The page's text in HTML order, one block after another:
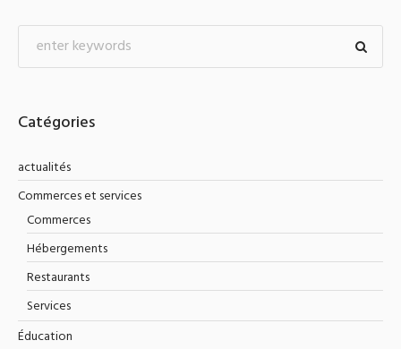
Catégories
actualités
Commerces et services
Commerces
Hébergements
Restaurants
Services
Éducation